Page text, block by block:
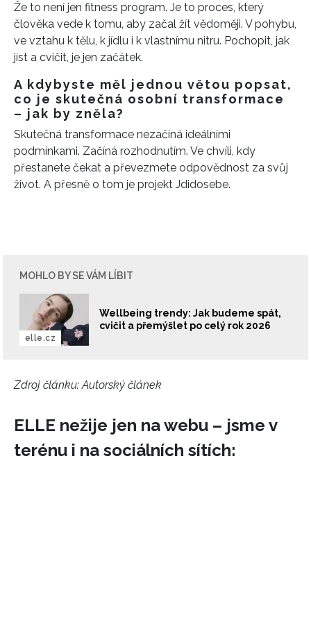
Že to není jen fitness program. Je to proces, který
člověka vede k tomu, aby začal žít vědoměji. V pohybu,
ve vztahu k tělu, k jídlu i k vlastnímu nitru. Pochopit, jak
jíst a cvičit, je jen začátek.
A kdybyste měl jednou větou popsat,
co je skutečná osobní transformace
– jak by zněla?
Skutečná transformace nezačíná ideálními
podmínkami. Začíná rozhodnutím. Ve chvíli, kdy
přestanete čekat a převezmete odpovědnost za svůj
život. A přesně o tom je projekt Jdidosebe.
MOHLO BY SE VÁM LÍBIT
Wellbeing trendy: Jak budeme spát,
cvičit a přemýšlet po celý rok 2026
elle.cz
Zdroj článku: Autorský článek
ELLE nežije jen na webu – jsme v
terénu i na sociálních sítích: